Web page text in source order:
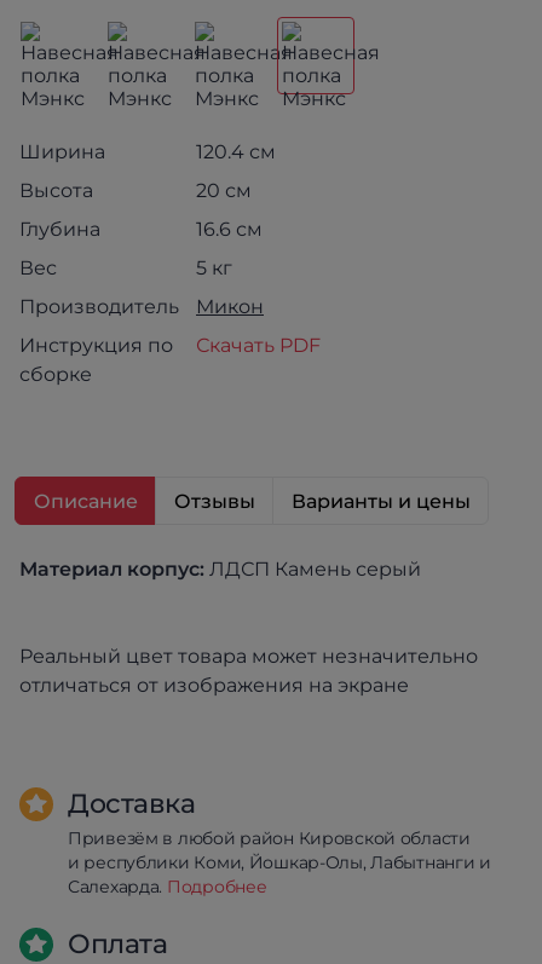
Ширина
120.4 см
Высота
20 см
Глубина
16.6 см
Вес
5 кг
Производитель
Микон
Инструкция по
сборке
Скачать PDF
Описание Отзывы Варианты и цены
Материал корпус: ЛДСП Камень серый
Реальный цвет товара может незначительно
отличаться от изображения на экране
Доставка
Привезём в любой район Кировской области
и республики Коми, Йошкар-Олы, Лабытнанги и
Салехарда. Подробнее
Оплата